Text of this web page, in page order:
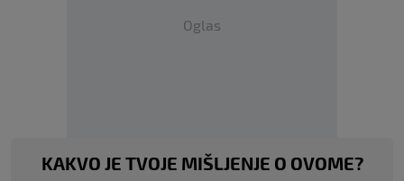
Oglas
KAKVO JE TVOJE MIŠLJENJE O OVOME?